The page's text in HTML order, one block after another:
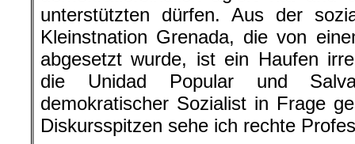
unterstützten dürfen. Aus der
Kleinstnation Grenada, die von
abgesetzt wurde, ist ein Haufen
die Unidad Popular und
demokratischer Sozialist in Frage
Diskursspitzen sehe ich rechte